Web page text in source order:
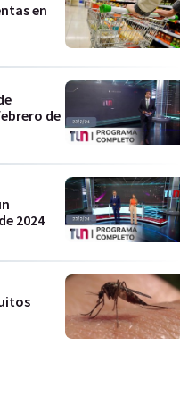
en
de
2024